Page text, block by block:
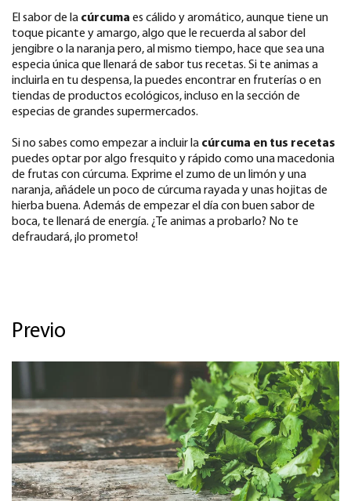
El sabor de la cúrcuma es cálido y aromático, aunque tiene un
toque picante y amargo, algo que le recuerda al sabor del
jengibre o la naranja pero, al mismo tiempo, hace que sea una
especia única que llenará de sabor tus recetas. Si te animas a
incluirla en tu despensa, la puedes encontrar en fruterías o en
tiendas de productos ecológicos, incluso en la sección de
especias de grandes supermercados.
Si no sabes como empezar a incluir la cúrcuma en tus recetas
puedes optar por algo fresquito y rápido como una macedonia
de frutas con cúrcuma. Exprime el zumo de un limón y una
naranja, añádele un poco de cúrcuma rayada y unas hojitas de
hierba buena. Además de empezar el día con buen sabor de
boca, te llenará de energía. ¿Te animas a probarlo? No te
defraudará, ¡lo prometo!
Previo